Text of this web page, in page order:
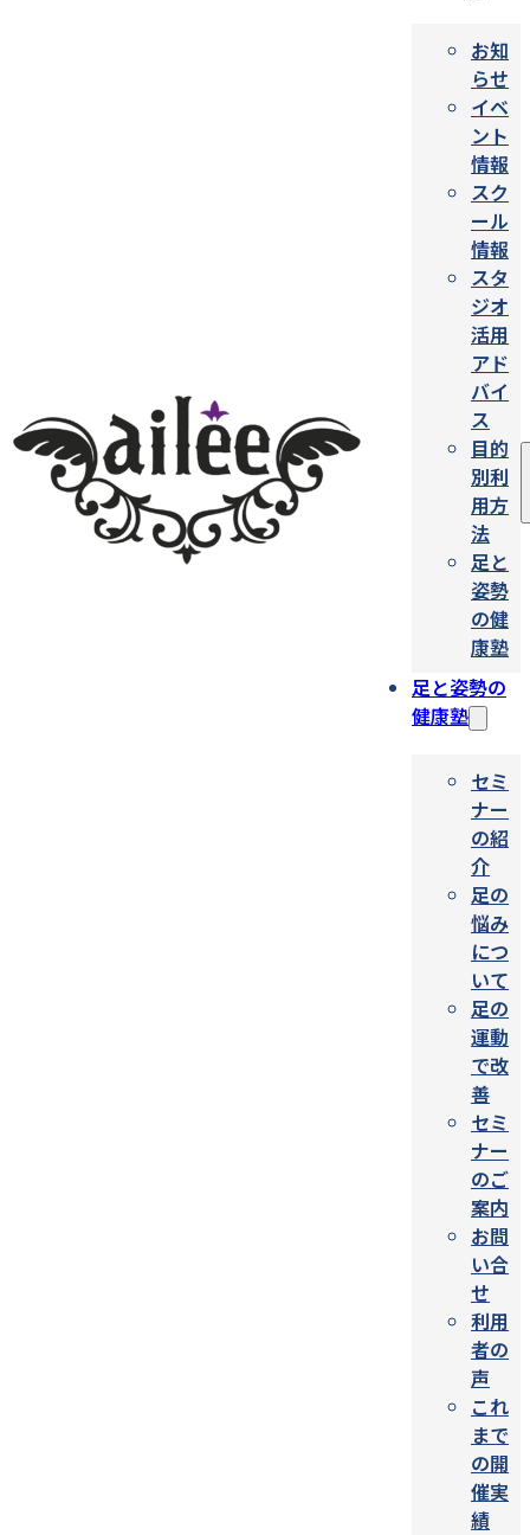
お知
らせ
イベ
ント
情報
スク
ール
情報
スタ
ジオ
活用
アド
バイ
ス
目的
別利
用方
法
足と
姿勢
の健
康塾
足と姿勢の
健康塾
セミ
ナー
の紹
介
足の
悩み
につ
いて
足の
運動
で改
善
セミ
ナー
のご
案内
お問
い合
せ
利用
者の
声
これ
まで
の開
催実
績